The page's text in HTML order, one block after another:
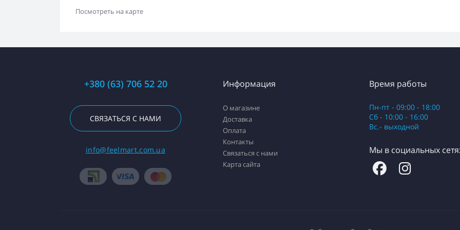
Посмотреть на карте
+380 (63) 706 52 20
СВЯЗАТЬСЯ С НАМИ
info@feelmart.com.ua
Информация
О магазине
Доставка
Оплата
Контакты
Связаться с нами
Карта сайта
Время работы
Пн-пт - 09:00 - 18:00
Сб - 10:00 - 16:00
Вс.- выходной
Мы в социальных